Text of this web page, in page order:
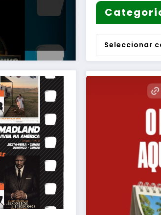
Categorias